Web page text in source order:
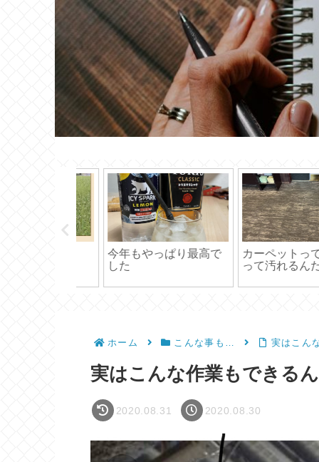
カーペットってどうや
って汚れるんだっけ？
おもしろい事やり
放題 だって4月で
ホーム こんな事も… 実はこん
実はこんな作業もできる
2020.08.31 2020.08.30